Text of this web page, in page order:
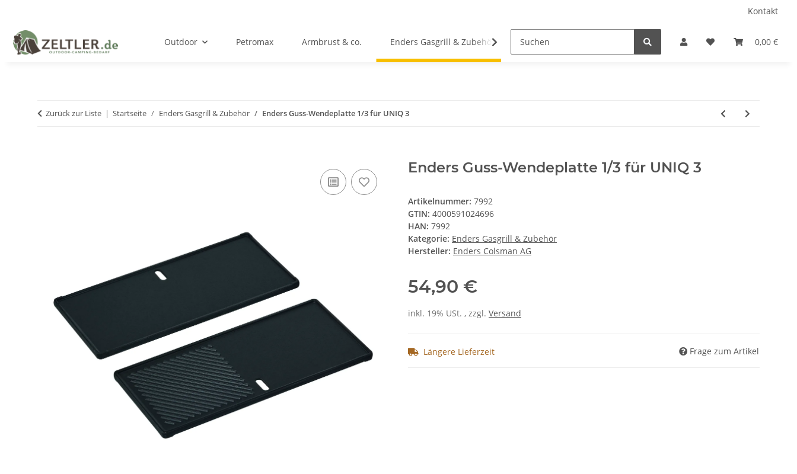
Kontakt
0,00 €
Outdoor Petromax Armbrust & co. Enders Gasgrill & Zubehör Camping Gardenflare Gasflaschen (Stand 23.02.2026)
Zurück zur Liste Startseite Enders Gasgrill & Zubehör Enders Guss-Wendeplatte 1/3 für UNIQ 3
Enders Guss-Wendeplatte 1/3 für UNIQ 3
Artikelnummer: 7992
GTIN: 4000591024696
HAN: 7992
Kategorie: Enders Gasgrill & Zubehör
Hersteller: Enders Colsman AG
54,90 €
inkl. 19% USt. , zzgl. Versand
Längere Lieferzeit Frage zum Artikel